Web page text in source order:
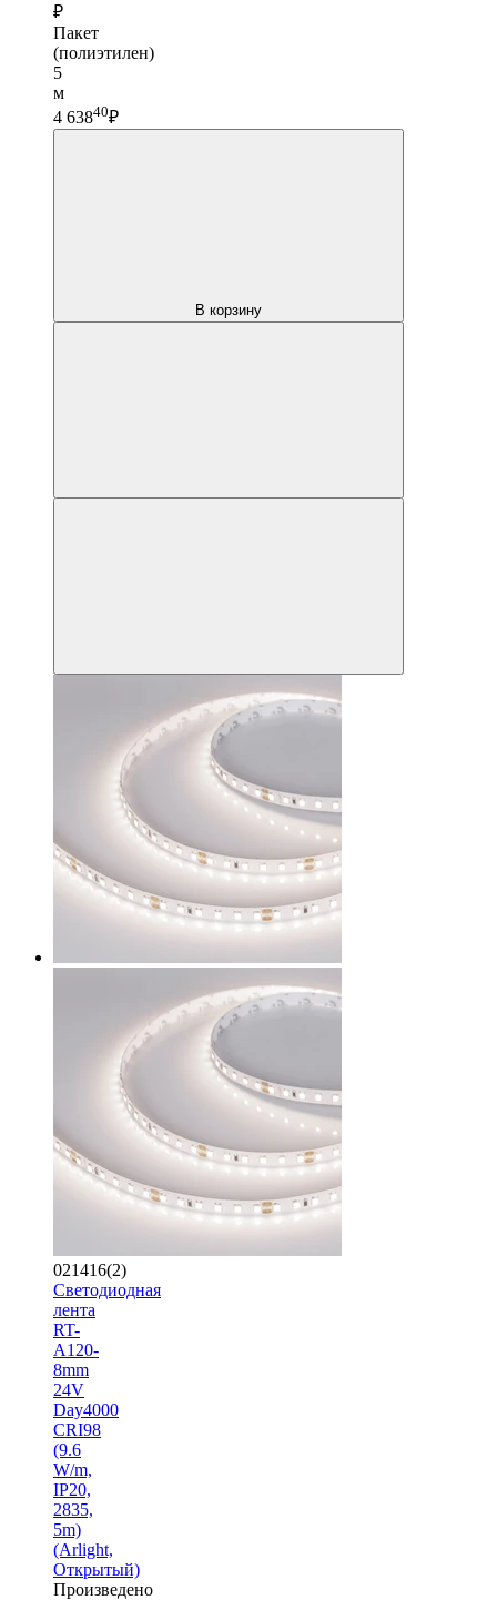
₽
Пакет
(полиэтилен)
5
м
4 63840₽
В корзину
021416(2)
Светодиодная
лента
RT-
A120-
8mm
24V
Day4000
CRI98
(9.6
W/m,
IP20,
2835,
5m)
(Arlight,
Открытый)
Произведено